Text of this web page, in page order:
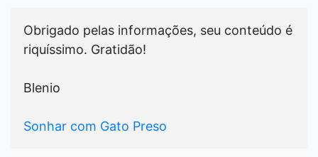
Obrigado pelas informações, seu conteúdo é
riquíssimo. Gratidão!
Blenio
Sonhar com Gato Preso